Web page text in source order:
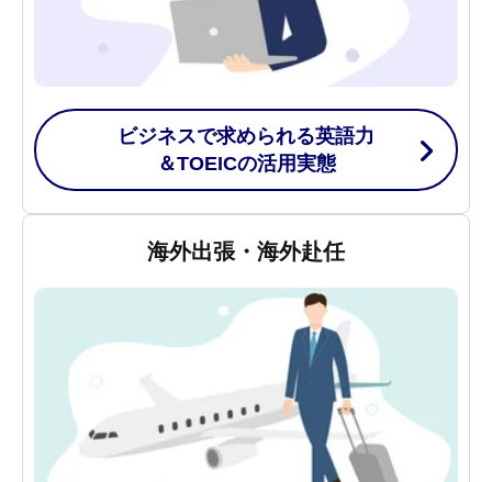
ビジネスで求められる英語力
＆TOEICの活用実態
海外出張・海外赴任